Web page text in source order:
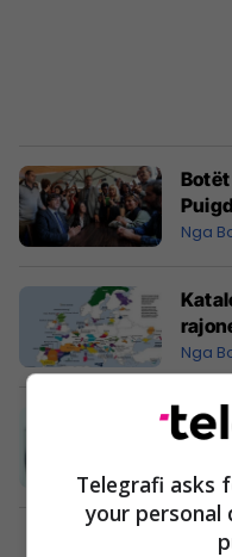
Nga
Nga
Kosovë
Telegrafi asks
your